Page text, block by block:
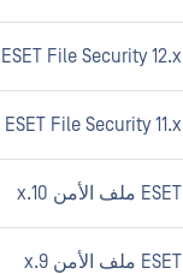
ESET File Security 12.x
ESET File Security 11.x
ESET ملف الأمن 10.x
ESET ملف الأمن 9.x